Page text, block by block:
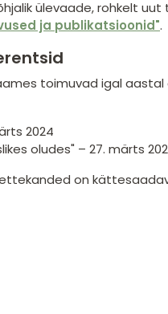
ülevaade, rohkelt
ja publikatsioonid".
toimuvad igal aastal
2024
oludes" – 27. märts
on